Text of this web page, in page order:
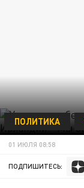
ПОЛИТИКА
01 ИЮЛЯ 08:58
ПОДПИШИТЕСЬ: